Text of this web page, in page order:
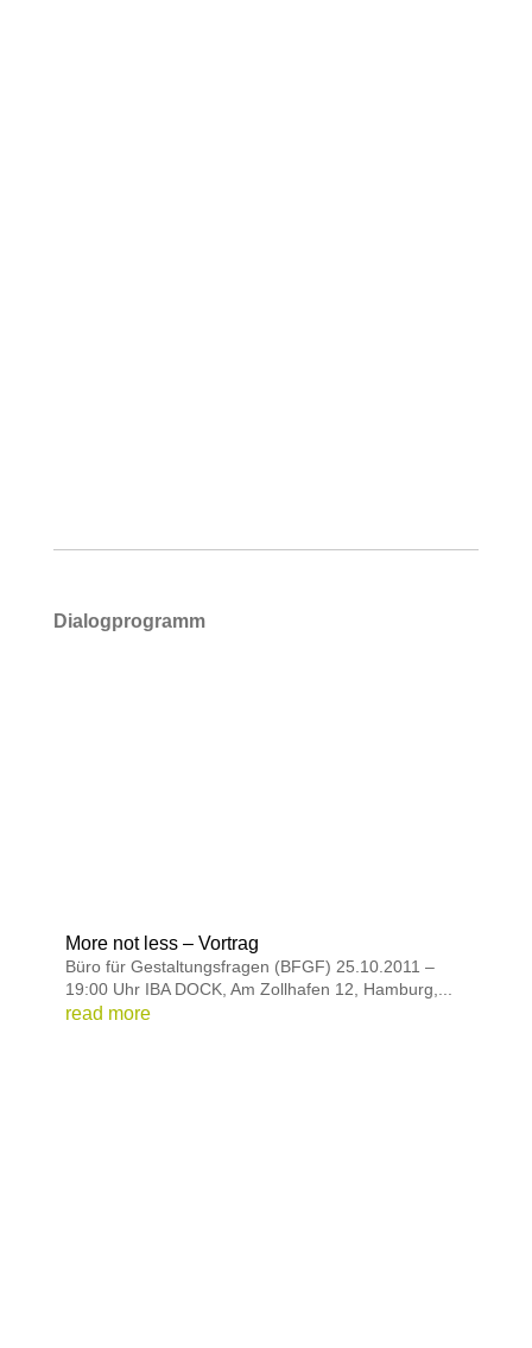
Dialogprogramm
More not less – Vortrag
Büro für Gestaltungsfragen (BFGF) 25.10.2011 –
19:00 Uhr IBA DOCK, Am Zollhafen 12, Hamburg,...
read more